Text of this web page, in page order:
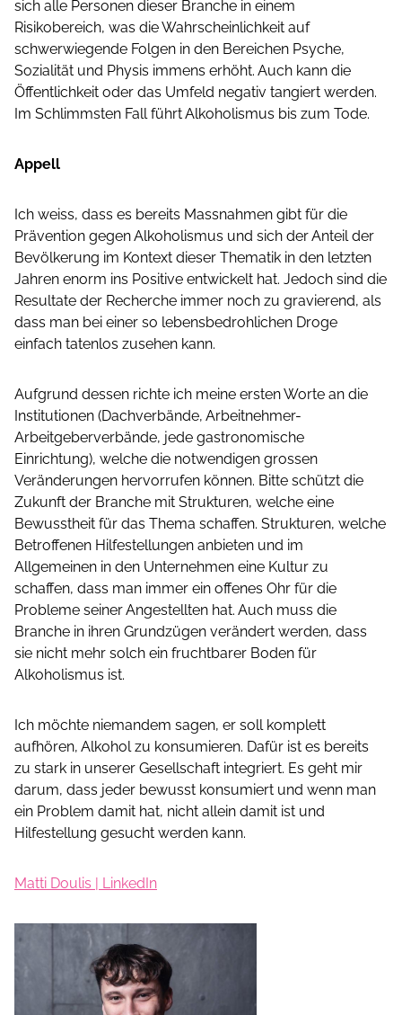
sich alle Personen dieser Branche in einem
Risikobereich, was die Wahrscheinlichkeit auf
schwerwiegende Folgen in den Bereichen Psyche,
Sozialität und Physis immens erhöht. Auch kann die
Öffentlichkeit oder das Umfeld negativ tangiert werden.
Im Schlimmsten Fall führt Alkoholismus bis zum Tode.
Appell
Ich weiss, dass es bereits Massnahmen gibt für die
Prävention gegen Alkoholismus und sich der Anteil der
Bevölkerung im Kontext dieser Thematik in den letzten
Jahren enorm ins Positive entwickelt hat. Jedoch sind die
Resultate der Recherche immer noch zu gravierend, als
dass man bei einer so lebensbedrohlichen Droge
einfach tatenlos zusehen kann.
Aufgrund dessen richte ich meine ersten Worte an die
Institutionen (Dachverbände, Arbeitnehmer-
Arbeitgeberverbände, jede gastronomische
Einrichtung), welche die notwendigen grossen
Veränderungen hervorrufen können. Bitte schützt die
Zukunft der Branche mit Strukturen, welche eine
Bewusstheit für das Thema schaffen. Strukturen, welche
Betroffenen Hilfestellungen anbieten und im
Allgemeinen in den Unternehmen eine Kultur zu
schaffen, dass man immer ein offenes Ohr für die
Probleme seiner Angestellten hat. Auch muss die
Branche in ihren Grundzügen verändert werden, dass
sie nicht mehr solch ein fruchtbarer Boden für
Alkoholismus ist.
Ich möchte niemandem sagen, er soll komplett
aufhören, Alkohol zu konsumieren. Dafür ist es bereits
zu stark in unserer Gesellschaft integriert. Es geht mir
darum, dass jeder bewusst konsumiert und wenn man
ein Problem damit hat, nicht allein damit ist und
Hilfestellung gesucht werden kann.
Matti Doulis | LinkedIn